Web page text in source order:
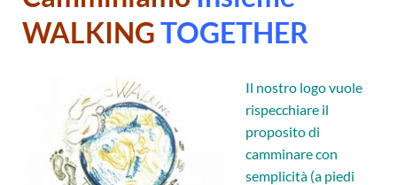
WALKINGTOGETHER
Il nostro logo vuole
rispecchiare il
proposito di
camminare con
semplicità (a piedi